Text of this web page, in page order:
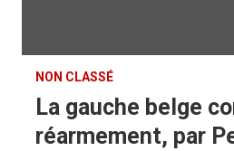
NON CLASSÉ
La gauche belge
réarmement, par